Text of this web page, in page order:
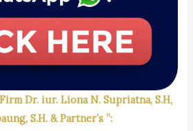
Dr. iur. Liona N. Supriatna, S.H,
S.H. & Partner’s ”: